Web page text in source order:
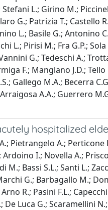
L.; Girino M.;
G.; Patrizia T.; Castello
L.; Basile G.; Antonino
L.; Pirisi M.; Fra G.P.;
G.; Tedeschi A.;
F.; Manglano J.D.;
Gallego M.A.; Becerra
A.A.; Guerrero
hospitalized
A.; Perticone
I.; Novella A.;
Bassi S.L.; Santi L.;
G.; Barbagallo M.;
R.; Pasini F.L.;
Luca G.; Scaramellini